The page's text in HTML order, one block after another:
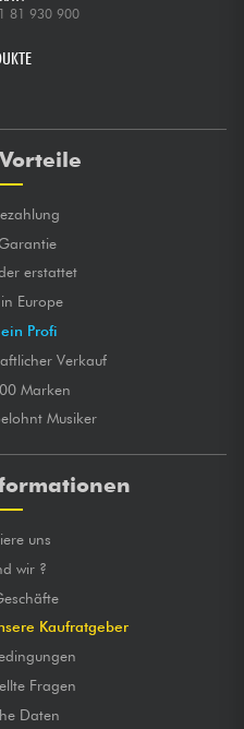
81 930 900
erstattet
Europe
Profi
Verkauf
Marken
Musiker
uns
wir ?
Kaufratgeber
Fragen
Daten